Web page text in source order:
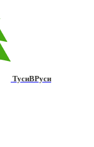
ТусиВРуси